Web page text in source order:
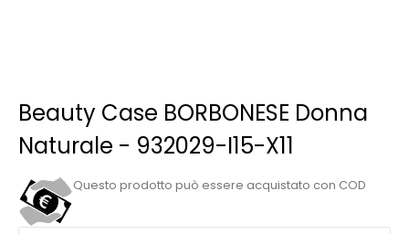
Beauty Case BORBONESE Donna
Naturale - 932029-I15-X11
Questo prodotto può essere acquistato con COD